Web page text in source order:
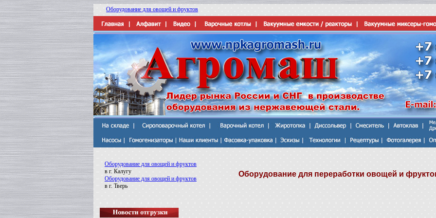
Оборудование для овощей и фруктов
Оборудование для овощей и фруктов
в г. Калугу
Оборудование для овощей и фруктов
в г. Тверь
Оборудование для переработки овощей и